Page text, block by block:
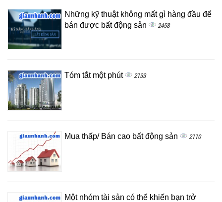
Những kỹ thuật không mất gì hàng đầu để
bán được bất động sản
2458
Tóm tắt một phút 2133
Mua thấp/ Bán cao bất động sản 2110
Một nhóm tài sản có thể khiến bạn trở